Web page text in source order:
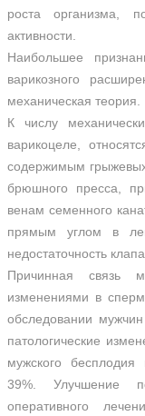
роста организма,
активности.
Наибольшее
варикозного
механическая теория.
К числу
варикоцеле,
содержимым
брюшного пресса,
венам семенного
прямым углом в
недостаточность
Причинная связь
изменениями в
обследовании
патологические
мужского
39%. Улучшение
оперативного